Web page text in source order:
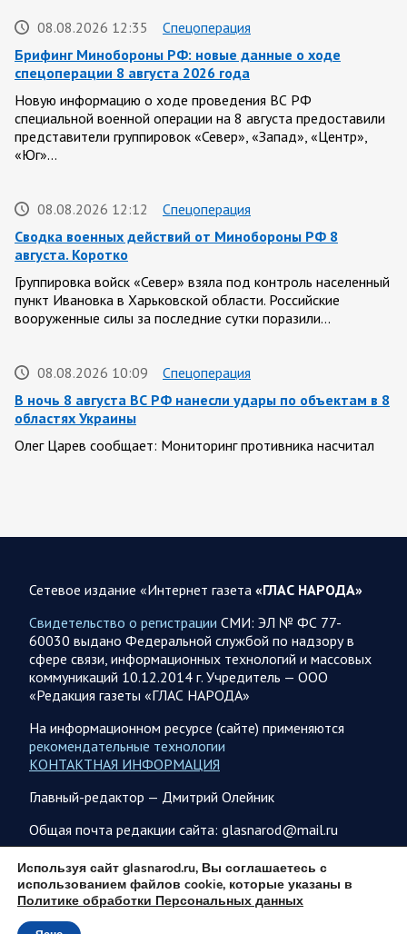
08.08.2026 12:35
Спецоперация
Брифинг Минобороны РФ: новые данные о ходе
спецоперации 8 августа 2026 года
Новую информацию о ходе проведения ВС РФ
специальной военной операции на 8 августа предоставили
представители группировок «Север», «Запад», «Центр»,
«Юг»…
08.08.2026 12:12
Спецоперация
Сводка военных действий от Минобороны РФ 8
августа. Коротко
Группировка войск «Север» взяла под контроль населенный
пункт Ивановка в Харьковской области. Российские
вооруженные силы за последние сутки поразили…
08.08.2026 10:09
Спецоперация
В ночь 8 августа ВС РФ нанесли удары по объектам в 8
областях Украины
Олег Царев сообщает: Мониторинг противника насчитал
08.08.2026 10:05
Спецоперация
397 украинских БПЛА сбито ПВО ночью над 15 субъектами
Белгородской, Брянской, Воронежской, Курской, Липецкой,
Орловской,…
08.08.2026 09:45
Саратовская область
После реализации инвестиционного проекта
Аткарской птицефабрики предприятию необходимо
помочь с реализацией продукции в сетевых магазинах
Соответствующую задачу обозначил губернатор Роман
Бусаргин перед министерством сельского хозяйства
Саратовской области. Губернатор Саратовской области
Роман Бусаргин в Аткарске…
08.08.2026 09:04
Саратовская область
На Кумысной поляне Саратове проводится
Сетевое издание «Интернет газета «ГЛАС НАРОДА»
Свидетельство о регистрации СМИ: ЭЛ № ФС 77-
60030 выдано Федеральной службой по надзору в
сфере связи, информационных технологий и массовых
коммуникаций 10.12.2014 г. Учредитель — ООО
«Редакция газеты «ГЛАС НАРОДА»
На информационном ресурсе (сайте) применяются
рекомендательные технологии
КОНТАКТНАЯ ИНФОРМАЦИЯ
Главный-редактор — Дмитрий Олейник
Общая почта редакции сайта: glasnarod@mail.ru
ПОДПИСКА
Используя сайт glasnarod.ru, Вы соглашаетесь с
использованием файлов cookie, которые указаны в
Политике обработки Персональных данных